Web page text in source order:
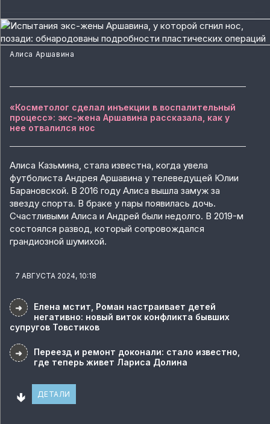
Алиса Аршавина
«Косметолог сделал инъекции в воспалительный
процесс»: экс-жена Аршавина рассказала, как у
нее отвалился нос
Алиса Казьмина, стала известна, когда увела
футболиста Андрея Аршавина у телеведущей Юлии
Барановской. В 2016 году Алиса вышла замуж за
звезду спорта. В браке у пары появилась дочь.
Счастливыми Алиса и Андрей были недолго. В 2019-м
состоялся развод, который сопровождался
грандиозной шумихой.
7 АВГУСТА 2024, 10:18
➜
Елена мстит, Роман настраивает детей
негативно: новый виток конфликта бывших
супругов Товстиков
➜
Переезд и ремонт доконали: стало известно,
где теперь живет Лариса Долина
🢃 ДЕТАЛИ